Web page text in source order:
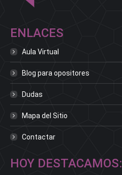
ENLACES
Aula Virtual
Blog para opositores
Dudas
Mapa del Sitio
Contactar
HOY DESTACAMOS: